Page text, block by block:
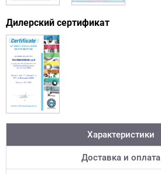
Дилерский сертификат
Характеристики
Доставка и оплата